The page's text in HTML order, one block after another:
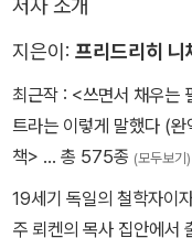
저자 소개
지은이: 프리드리히 니
최근작 : <쓰면서 채우는
트라는 이렇게 말했다 (
책> … 총 575종 (모두보기)
19세기 독일의 철학자이
주 뢰켄의 목사 집안에서